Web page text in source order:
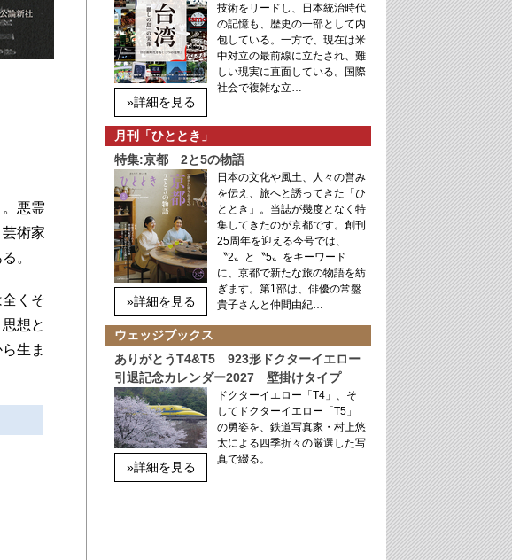
悪霊
術家
。
くそ
想と
生ま
»詳細を見る
技術をリードし、日本統治時代
の記憶も、歴史の一部として内
包している。一方で、現在は米
中対立の最前線に立たされ、難
しい現実に直面している。国際
社会で複雑な立…
月刊「ひととき」
特集:京都 2と5の物語
»詳細を見る
日本の文化や風土、人々の営み
を伝え、旅へと誘ってきた「ひ
ととき」。当誌が幾度となく特
集してきたのが京都です。創刊
25周年を迎える今号では、
〝2〟と〝5〟をキーワード
に、京都で新たな旅の物語を紡
ぎます。第1部は、俳優の常盤
貴子さんと仲間由紀…
ウェッジブックス
ありがとうT4&T5 923形ドクターイエロー
引退記念カレンダー2027 壁掛けタイプ
»詳細を見る
ドクターイエロー「T4」、そ
してドクターイエロー「T5」
の勇姿を、鉄道写真家・村上悠
太による四季折々の厳選した写
真で綴る。